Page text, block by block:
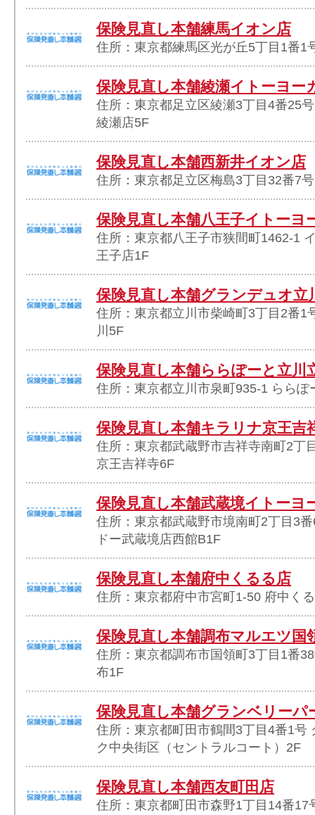
保険見直し本舗練馬イオン店
住所：東京都練馬区光が丘5丁目1番1
保険見直し本舗綾瀬イトーヨー
住所：東京都足立区綾瀬3丁目4番25
綾瀬店5F
保険見直し本舗西新井イオン店
住所：東京都足立区梅島3丁目32番7
保険見直し本舗八王子イトーヨ
住所：東京都八王子市狭間町1462-1
王子店1F
保険見直し本舗グランデュオ立
住所：東京都立川市柴崎町3丁目2番1
川5F
保険見直し本舗ららぽーと立川
住所：東京都立川市泉町935-1 ららぽ
保険見直し本舗キラリナ京王吉
住所：東京都武蔵野市吉祥寺南町2丁
京王吉祥寺6F
保険見直し本舗武蔵境イトーヨ
住所：東京都武蔵野市境南町2丁目3
ドー武蔵境店西館B1F
保険見直し本舗府中くるる店
住所：東京都府中市宮町1-50 府中く
保険見直し本舗調布マルエツ国
住所：東京都調布市国領町3丁目1番
布1F
保険見直し本舗グランベリーパ
住所：東京都町田市鶴間3丁目4番1号
ク中央街区（セントラルコート）2F
保険見直し本舗西友町田店
住所：東京都町田市森野1丁目14番17